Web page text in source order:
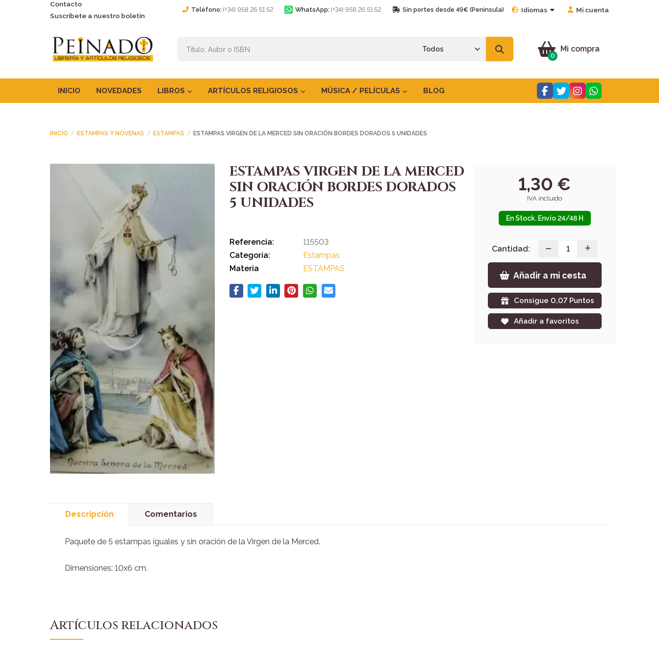
Contacto
Suscríbete a nuestro boletín
Teléfono: (+34) 958 26 51 52 WhatsApp: (+34) 958 26 51 52 Sin portes desde 49€ (Peninsula) Idiomas Mi cuenta
Mi compra
0
INICIO NOVEDADES LIBROS ARTÍCULOS RELIGIOSOS MÚSICA / PELÍCULAS BLOG
INICIO ESTAMPAS Y NOVENAS ESTAMPAS ESTAMPAS VIRGEN DE LA MERCED SIN ORACIÓN BORDES DORADOS 5 UNIDADES
ESTAMPAS VIRGEN DE LA MERCED
SIN ORACIÓN BORDES DORADOS
5 UNIDADES
Referencia:
115503
Categoría:
Estampas
Materia
ESTAMPAS
1,30 €
IVA incluido
En Stock. Envío 24/48 H
Cantidad:
Añadir a mi cesta
Consigue 0,07 Puntos
Añadir a favoritos
Descripción Comentarios
Paquete de 5 estampas iguales y sin oración de la Virgen de la Merced.
Dimensiones: 10x6 cm.
Artículos relacionados